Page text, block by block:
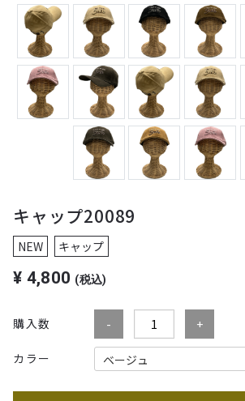
キャップ20089
NEW キャップ
¥ 4,800 (税込)
購入数
カラー